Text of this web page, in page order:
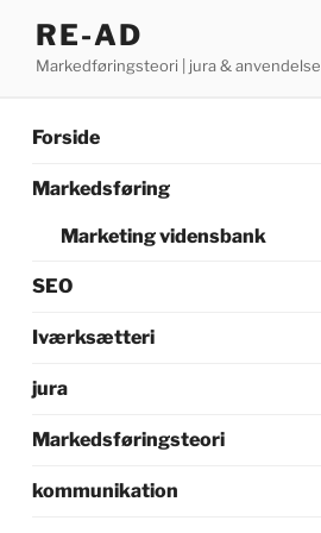
indhold
RE-AD
Markedføringsteori | jura & anvendelse
Forside
Markedsføring
Marketing vidensbank
SEO
Iværksætteri
jura
Markedsføringsteori
kommunikation